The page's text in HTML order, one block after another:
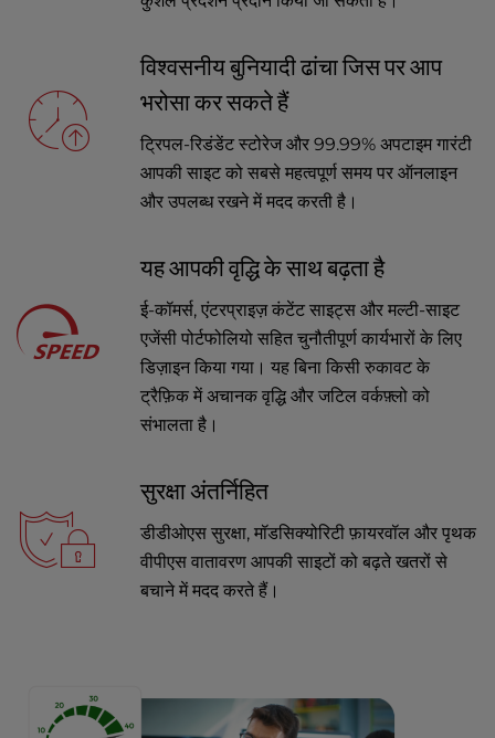
विश्वसनीय बुनियादी ढांचा जिस पर आप
भरोसा कर सकते हैं
ट्रिपल-रिडंडेंट स्टोरेज और 99.99% अपटाइम गारंटी
आपकी साइट को सबसे महत्वपूर्ण समय पर ऑनलाइन
और उपलब्ध रखने में मदद करती है।
यह आपकी वृद्धि के साथ बढ़ता है
ई-कॉमर्स, एंटरप्राइज़ कंटेंट साइट्स और मल्टी-साइट
एजेंसी पोर्टफोलियो सहित चुनौतीपूर्ण कार्यभारों के लिए
डिज़ाइन किया गया। यह बिना किसी रुकावट के
ट्रैफ़िक में अचानक वृद्धि और जटिल वर्कफ़्लो को
संभालता है।
सुरक्षा अंतर्निहित
डीडीओएस सुरक्षा, मॉडसिक्योरिटी फ़ायरवॉल और पृथक
वीपीएस वातावरण आपकी साइटों को बढ़ते खतरों से
बचाने में मदद करते हैं।